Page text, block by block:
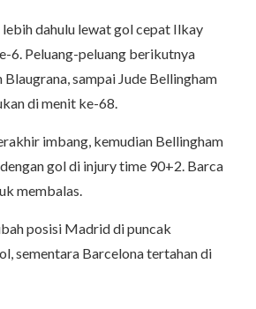
dahulu lewat gol cepat Ilkay
6. Peluang-peluang berikutnya
sampai Jude Bellingham
di menit ke-68.
imbang, kemudian Bellingham
gol di injury time 90+2. Barca
membalas.
posisi Madrid di puncak
, sementara Barcelona tertahan di